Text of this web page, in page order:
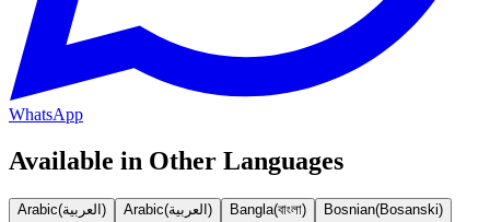
WhatsApp
Available in Other Languages
Arabic(العربية) Arabic(العربية) Bangla(বাংলা) Bosnian(Bosanski)